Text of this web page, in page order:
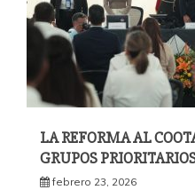
LA REFORMA AL
GRUPOS
febrero 23, 2026